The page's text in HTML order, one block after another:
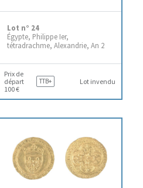
Lot n° 24
Égypte, Philippe Ier,
tétradrachme, Alexandrie, An 2
Prix de
départ
100 €
TTB+ Lot invendu